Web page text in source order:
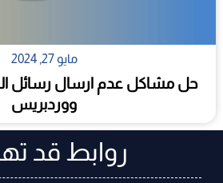
مايو 27, 2024
حل مشاكل عدم ارسال رسائل
ووردبريس
روابط قد